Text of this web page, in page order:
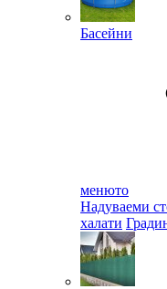
Басейни
менюто
Надуваеми
халати